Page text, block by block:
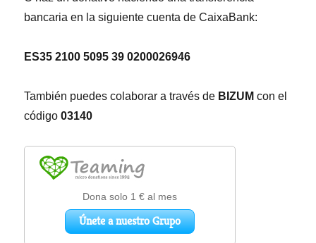
bancaria en la siguiente cuenta de CaixaBank:
ES35 2100 5095 39 0200026946
También puedes colaborar a través de BIZUM con el
código 03140